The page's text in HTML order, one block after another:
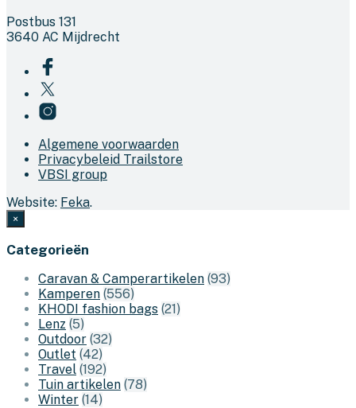
Postbus 131
3640 AC Mijdrecht
Algemene voorwaarden
Privacybeleid Trailstore
VBSI group
Website: Feka.
×
Categorieën
Caravan & Camperartikelen (93)
Kamperen (556)
KHODI fashion bags (21)
Lenz (5)
Outdoor (32)
Outlet (42)
Travel (192)
Tuin artikelen (78)
Winter (14)